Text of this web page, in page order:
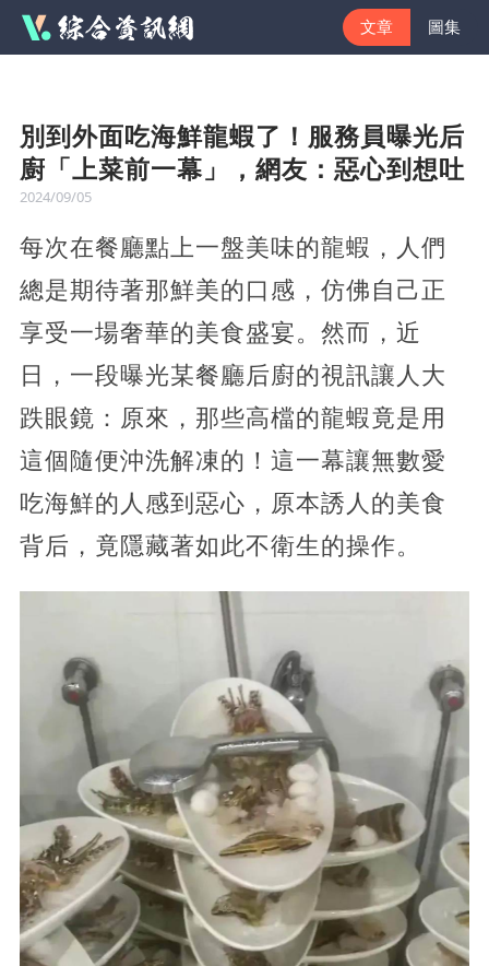
文章 圖集
別到外面吃海鮮龍蝦了！服務員曝光后
廚「上菜前一幕」，網友：惡心到想吐
2024/09/05
每次在餐廳點上一盤美味的龍蝦，人們
總是期待著那鮮美的口感，仿佛自己正
享受一場奢華的美食盛宴。然而，近
日，一段曝光某餐廳后廚的視訊讓人大
跌眼鏡：原來，那些高檔的龍蝦竟是用
這個隨便沖洗解凍的！這一幕讓無數愛
吃海鮮的人感到惡心，原本誘人的美食
背后，竟隱藏著如此不衛生的操作。